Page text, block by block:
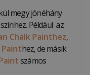
megy jónéhány
színhez. Például az
Chalk Painthez,
Painthez, de másik
számos